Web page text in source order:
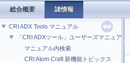
総合概要 諸情報
CRI ADX Tools マニュアル
「CRI ADXツール」ユーザーズマニュアル
マニュアル内検索
CRI Atom Craft 新機能トピックス